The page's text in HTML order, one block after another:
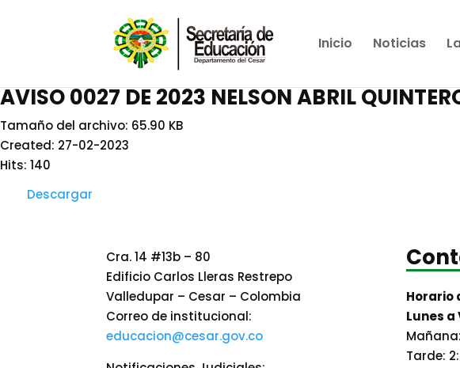
Inicio Noticias
AVISO 0027 DE 2023 NELSON ABRIL
Tamaño del archivo: 65.90 KB
Created: 27-02-2023
Hits: 140
Descargar
Cra. 14 #13b – 80
Edificio Carlos Lleras Restrepo
Valledupar – Cesar – Colombia
Correo de institucional:
educacion@cesar.gov.co
Horario
Lunes a
Tarde: